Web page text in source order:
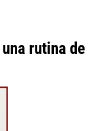
rutina de